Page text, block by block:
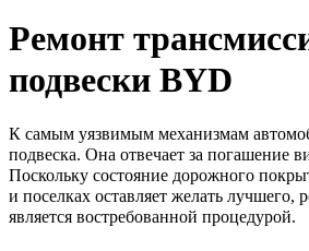
Ремонт
подвески BYD
К самым уязвимым механизмам
подвеска. Она отвечает за погашение
Поскольку состояние дорожного
и поселках оставляет желать лучшего,
является востребованной процедурой.